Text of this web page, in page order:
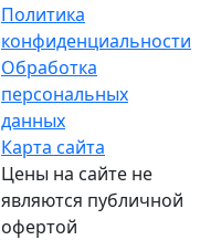
Политика
конфиденциальности
Обработка
персональных
данных
Карта сайта
Цены на сайте не
являются публичной
офертой